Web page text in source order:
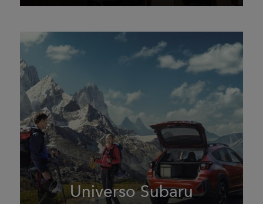
Universo Subaru